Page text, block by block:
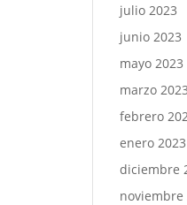
julio 2023
junio 2023
mayo 2023
marzo 2023
febrero
enero 2023
diciembre
noviembre